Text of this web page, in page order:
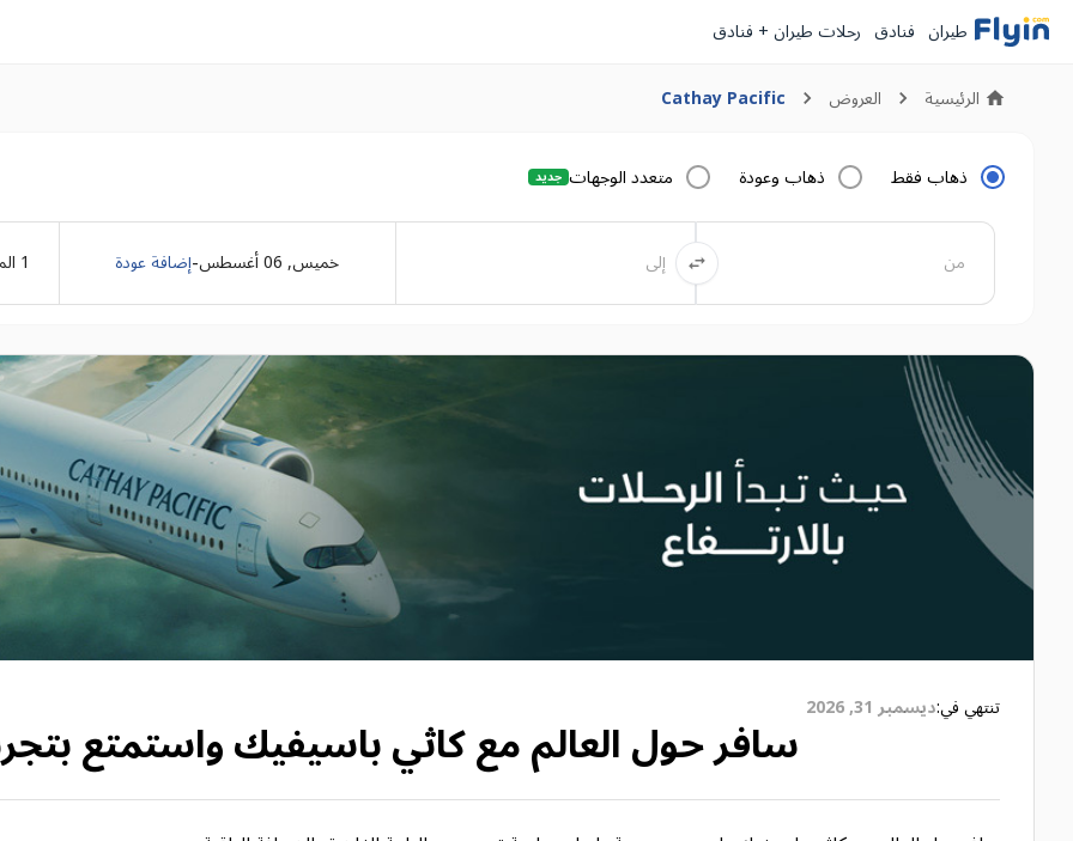
طيران فنادق رحلات طيران + فنادق
الرئيسية
العروض Cathay Pacific
ذهاب فقط ذهاب وعودة متعدد الوجهات جديد
خميس, 06 أغسطس -إضافة عودة 1
سافر حول العالم مع كاثي باسيفيك واستمتع تنتهي في:ديسمبر 31, 2026